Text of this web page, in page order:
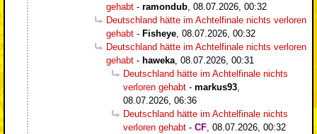
gehabt - ramondub 08.07.2026, 00:32
Deutschland hätte im Achtelfinale nichts verloren
gehabt - Fisheye 08.07.2026, 00:32
Deutschland hätte im Achtelfinale nichts verloren
gehabt - haweka 08.07.2026, 00:31
Deutschland hätte im Achtelfinale nichts
verloren gehabt - markus93
08.07.2026, 06:36
Deutschland hätte im Achtelfinale nichts
verloren gehabt - CF 08.07.2026, 00:32